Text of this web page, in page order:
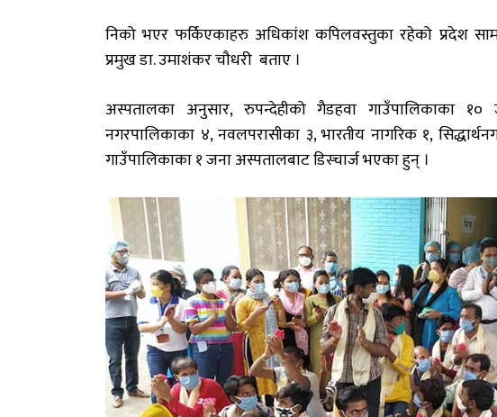
निको भएर फर्किएकाहरु अधिकांश कपिलवस्तुका रहेको प्रदेश
प्रमुख डा. उमाशंकर चौधरी बताए ।
अस्पतालका अनुसार, रुपन्देहीको गैडहवा गाउँपालिकाका
नगरपालिकाका ४, नवलपरासीका ३, भारतीय नागरिक १,
गाउँपालिकाका १ जना अस्पतालबाट डिस्चार्ज भएका हुन् ।